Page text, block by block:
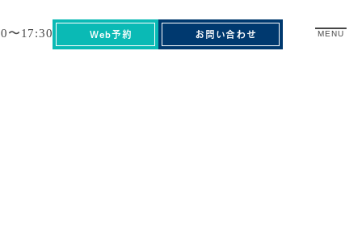
〜17:30 Web予約 お問い合わせ MENU